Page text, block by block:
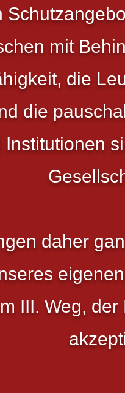
mit
die
die
daher
III. Weg,